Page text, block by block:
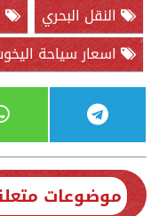
النقل البحري
اسعار سياحة
موضوعات